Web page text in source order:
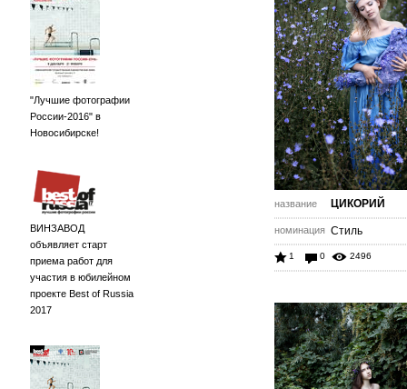
"Лучшие фотографии
России-2016" в
Новосибирске!
ВИНЗАВОД
объявляет старт
приема работ для
участия в юбилейном
проекте Best of Russia
2017
название ЦИКОРИЙ
номинация Стиль
1 0 2496